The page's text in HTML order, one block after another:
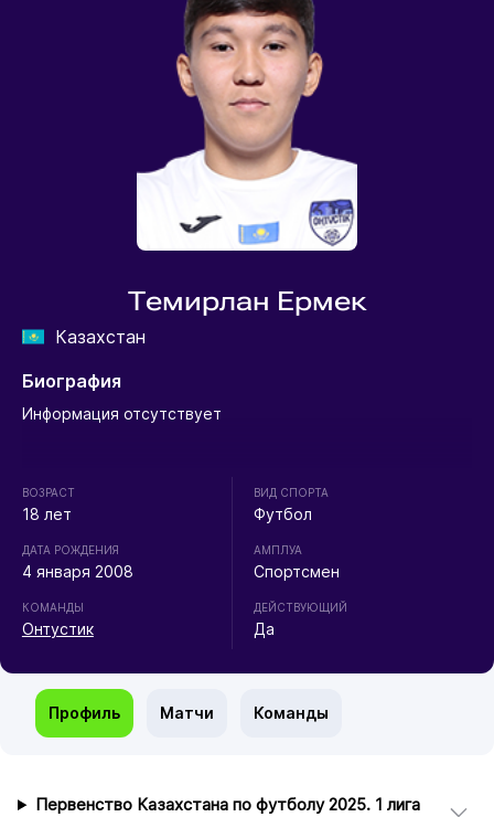
Темирлан Ермек
Казахстан
Биография
Информация отсутствует
ВОЗРАСТ
18 лет
ДАТА РОЖДЕНИЯ
4 января 2008
КОМАНДЫ
Онтустик
ВИД СПОРТА
Футбол
АМПЛУА
Спортсмен
ДЕЙСТВУЮЩИЙ
Да
Профиль Матчи Команды
Первенство Казахстана по футболу 2025. 1 лига